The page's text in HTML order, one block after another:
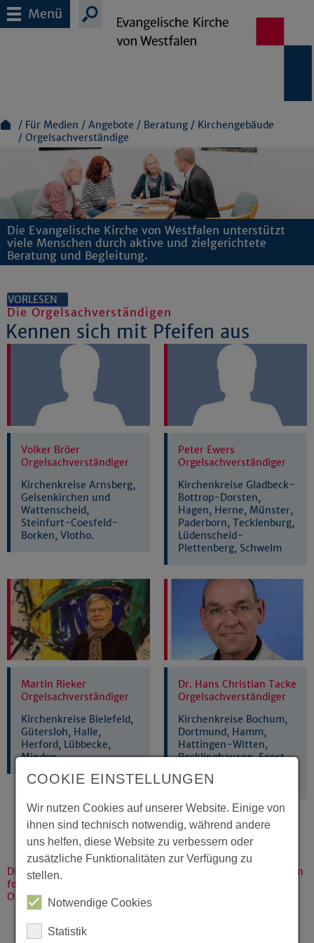
Menü
Für Medien Angebote Beratung
Kirchengebäude
Orgelsachverständige
Die Evangelische Kirche von Westfalen unterstützt
viele Menschen durch aktive und zielgerichtete
Beratung und Begleitung.
VORLESEN
Die Orgelsachverständigen
Kennen sich mit Pfeifen aus
Volker Bröer
Orgelsachverständiger
Kirchenkreise Arnsberg,
Gelsenkirchen und
Wattenscheid,
Steinfurt-Coesfeld-
Borken, Vlotho.
Peter Ewers
Orgelsachverständiger
Kirchenkreise Gladbeck-
Bottrop-Dorsten,
Hagen, Herne, Münster,
Paderborn, Tecklenburg,
Lüdenscheid-
Plettenberg, Schwelm
Martin Rieker
Orgelsachverständiger
Kirchenkreise Bielefeld,
Gütersloh, Halle,
Herford, Lübbecke,
Minden
Dr. Hans Christian Tacke
Orgelsachverständiger
Kirchenkreise Bochum,
Dortmund, Hamm,
Hattingen-Witten,
Recklinghausen, Soest,
Wittgenstein
Die Orgelsachverständigen in Westfalen richten sich nach den
folgenden Grundlagen für die Tätigkeit der
Orgelsachverständigen:
§ 47
(Vwo)
COOKIE EINSTELLUNGEN
Wir nutzen Cookies auf unserer Website. Einige von
ihnen sind technisch notwendig, während andere
uns helfen, diese Website zu verbessern oder
zusätzliche Funktionalitäten zur Verfügung zu
stellen.
Notwendige Cookies
Statistik